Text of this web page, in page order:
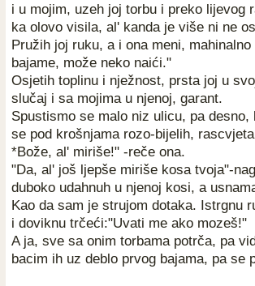
i u mojim, uzeh joj torbu i preko lijevog
ka olovo visila, al' kanda je više ni ne
Pružih joj ruku, a i ona meni,
bajame, može neko naići."
Osjetih toplinu i nježnost, prsta joj u
slučaj i sa mojima u njenoj, garant.
Spustismo se malo niz ulicu, pa
se pod krošnjama rozo-bijelih,
*Bože, al' miriše!" -reče ona.
"Da, al' još ljepše miriše kosa tvoja"-
duboko udahnuh u njenoj kosi, a
Kao da sam je strujom dotaka. Istrgnu
i doviknu trčeći:"Uvati me ako mozeš!"
A ja, sve sa onim torbama potrča, pa
bacim ih uz deblo prvog bajama, pa se